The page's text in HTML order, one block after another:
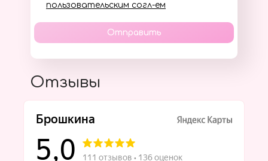
пользовательским согл-ем
Отправить
Отзывы